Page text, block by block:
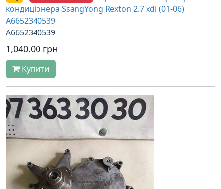
кондиціонера SsangYong Rexton 2.7 xdi (01-06)
A6652340539
A6652340539
1,040.00 грн
Купити